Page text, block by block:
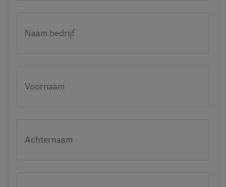
Naam bedrijf
Voornaam
Achternaam